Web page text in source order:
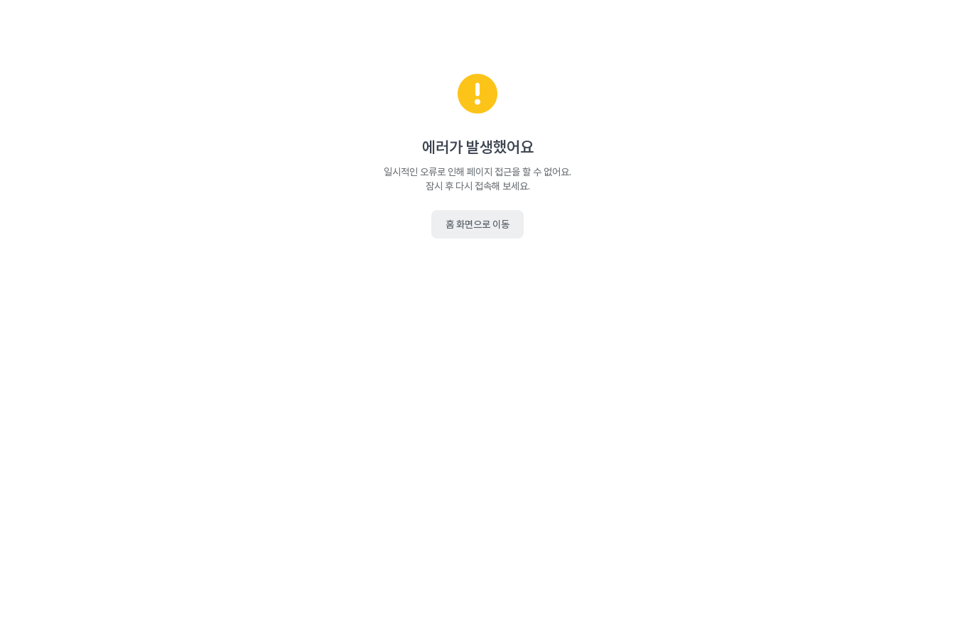
에러가 발생했어요
일시적인 오류로 인해 페이지 접근을 할 수 없어요.
잠시 후 다시 접속해 보세요.
홈 화면으로 이동